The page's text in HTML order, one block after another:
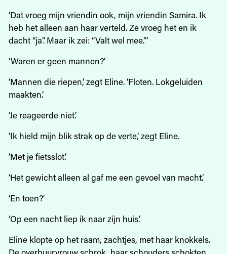
‘Dat vroeg mijn vriendin ook, mijn vriendin Samira. Ik
heb het alleen aan haar verteld. Ze vroeg het en ik
dacht “ja”. Maar ik zei: “Valt wel mee.”’
‘Waren er geen mannen?’
‘Mannen die riepen,’ zegt Eline. ‘Floten. Lokgeluiden
maakten.’
‘Je reageerde niet.’
‘Ik hield mijn blik strak op de verte,’ zegt Eline.
‘Met je fietsslot.’
‘Het gewicht alleen al gaf me een gevoel van macht.’
‘En toen?’
‘Op een nacht liep ik naar zijn huis.’
Eline klopte op het raam, zachtjes, met haar knokkels.